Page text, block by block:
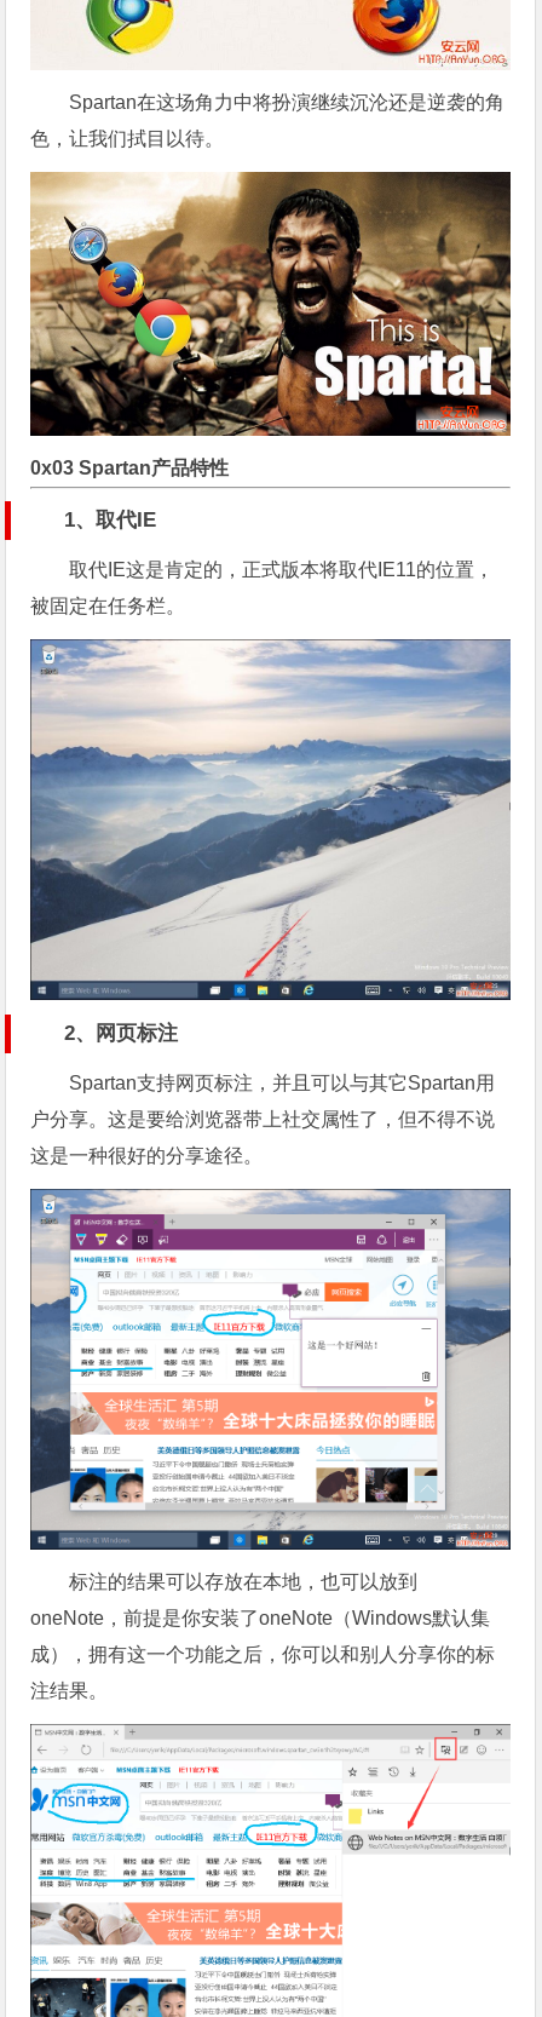
Spartan在这场角力中将扮演继续沉沦还是逆袭的角
色，让我们拭目以待。
0x03 Spartan产品特性
1、取代IE
取代IE这是肯定的，正式版本将取代IE11的位置，
被固定在任务栏。
2、网页标注
Spartan支持网页标注，并且可以与其它Spartan用
户分享。这是要给浏览器带上社交属性了，但不得不说
这是一种很好的分享途径。
标注的结果可以存放在本地，也可以放到
oneNote，前提是你安装了oneNote（Windows默认集
成），拥有这一个功能之后，你可以和别人分享你的标
注结果。